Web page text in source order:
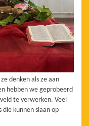
denken als ze aan
hebben we geprobeerd
te verwerken. Veel
die kunnen slaan op